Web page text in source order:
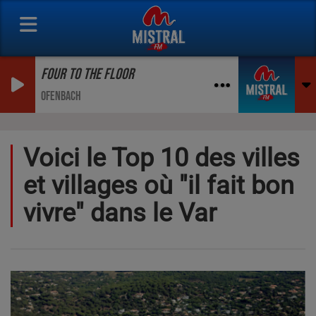
FOUR TO THE FLOOR
OFENBACH
Voici le Top 10 des villes
et villages où "il fait bon
vivre" dans le Var